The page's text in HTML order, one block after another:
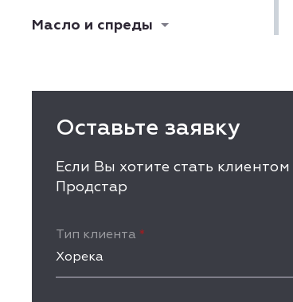
Масло и спреды
Хлеб, выпечка,
кондитерские изделия
Оставьте заявку
Если Вы хотите стать
Продстар
Тип клиента *
Хорека